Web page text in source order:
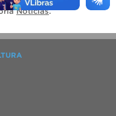
Notícias.